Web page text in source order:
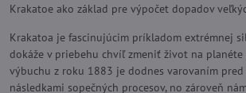
Krakatoe ako základ pre výpočet dopadov
Krakatoa je fascinujúcim príkladom extrémnej
dokáže v priebehu chvíľ zmeniť život na
výbuchu z roku 1883 je dodnes varovaním pred
následkami sopečných procesov, no zároveň